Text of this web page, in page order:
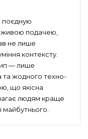
поєдную
живою подачею,
не лише
контексту.
— лише
та жодного техно-
що якісна
людям краще
майбутнього.